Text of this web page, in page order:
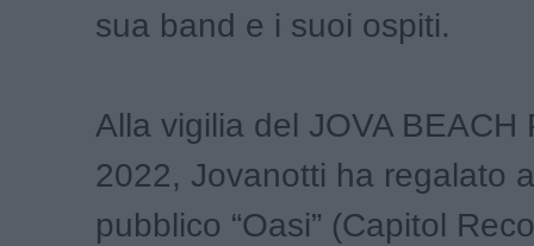
sua band e i suoi ospiti.
Alla vigilia del JOVA BEACH
2022, Jovanotti ha regalato
pubblico “Oasi” (Capitol